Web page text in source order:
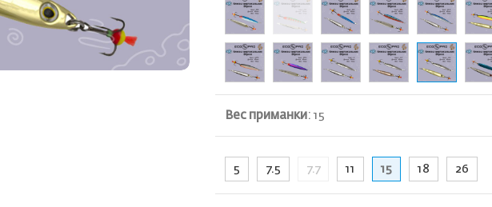
Вес приманки: 15
5 7.5 7.7 11 15 18 26